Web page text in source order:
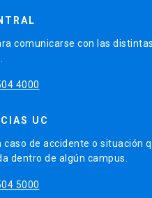
comunicarse con las
4000
UC
caso de accidente o situación
dentro de algún campus.
5000